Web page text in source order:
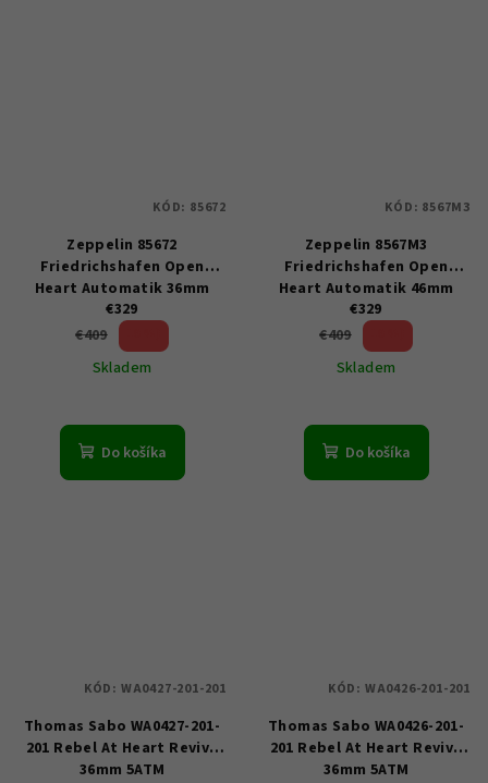
Zeppelin 85672
Friedrichshafen Open
Heart Automatik 36mm
5ATM
€329
€409
Skladem
Do košíka
KÓD: 85672
Zeppelin 8567M3
Friedrichshafen Open
Heart Automatik 46mm
5ATM
€329
€409
Skladem
Do košíka
KÓD: 8567M3
Thomas Sabo WA0427-201-
201 Rebel At Heart Revive
36mm 5ATM
KÓD: WA0427-201-201
Thomas Sabo WA0426-201-
201 Rebel At Heart Revive
36mm 5ATM
KÓD: WA0426-201-201